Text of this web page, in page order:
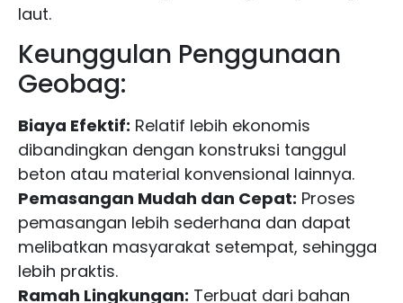
laut.
Keunggulan Penggunaan
Geobag:
Biaya Efektif: Relatif lebih ekonomis
dibandingkan dengan konstruksi tanggul
beton atau material konvensional lainnya.
Pemasangan Mudah dan Cepat: Proses
pemasangan lebih sederhana dan dapat
melibatkan masyarakat setempat, sehingga
lebih praktis.
Ramah Lingkungan: Terbuat dari bahan